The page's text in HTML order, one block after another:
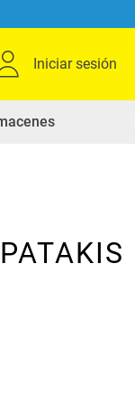
Iniciar sesión